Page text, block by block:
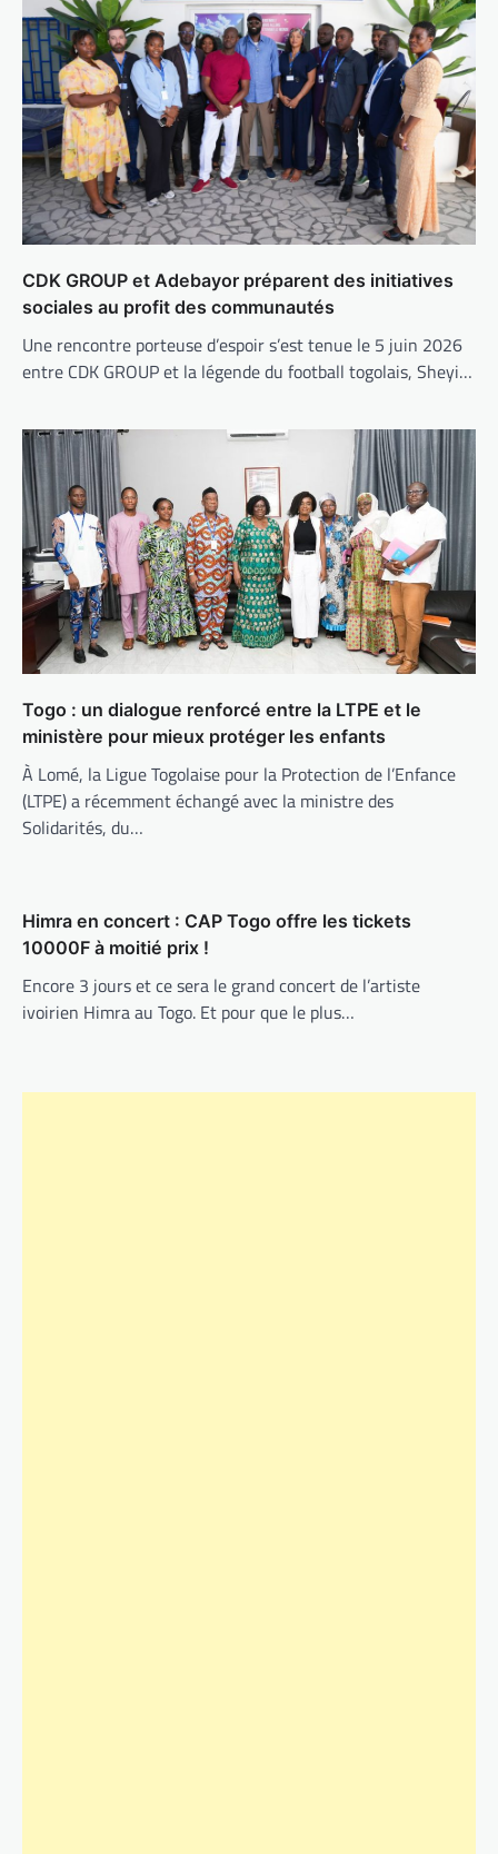
CDK GROUP et Adebayor préparent des initiatives
sociales au profit des communautés
Une rencontre porteuse d’espoir s’est tenue le 5 juin 2026
entre CDK GROUP et la légende du football togolais, Sheyi…
Togo : un dialogue renforcé entre la LTPE et le
ministère pour mieux protéger les enfants
À Lomé, la Ligue Togolaise pour la Protection de l’Enfance
(LTPE) a récemment échangé avec la ministre des
Solidarités, du…
Himra en concert : CAP Togo offre les tickets
10000F à moitié prix !
Encore 3 jours et ce sera le grand concert de l’artiste
ivoirien Himra au Togo. Et pour que le plus…